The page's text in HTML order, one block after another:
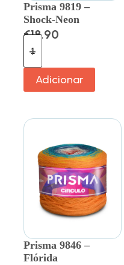
Prisma 9819 –
Shock-Neon
€18.90
Adicionar
Prisma 9846 –
Flórida